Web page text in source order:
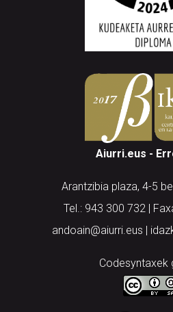
Aiurri.eus -
Arantzibia plaza, 4-5
Tel.: 943 300 732 |
andoain@aiurri.eus |
Codesyntaxek